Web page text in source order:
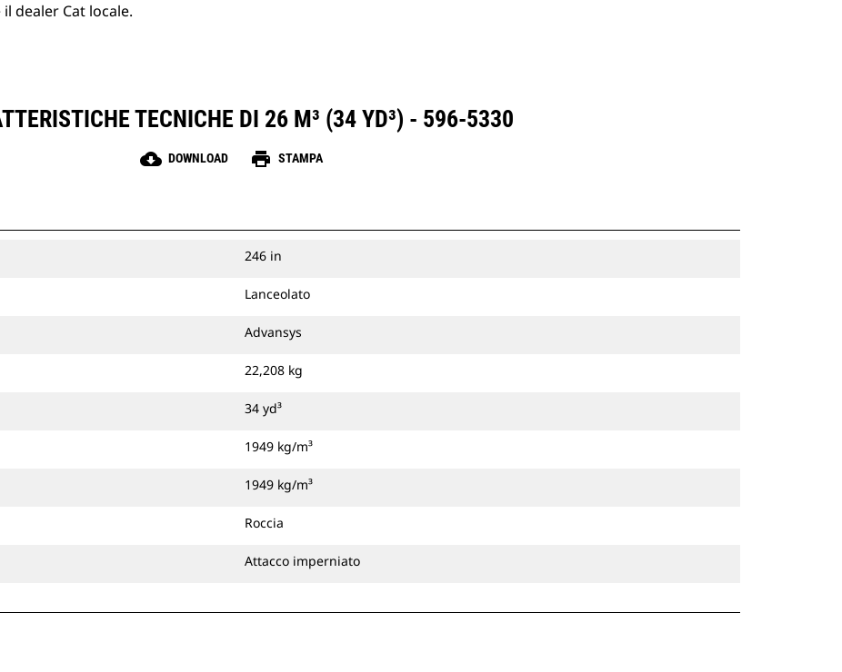
dealer Cat locale.
TECNICHE DI 26 M³ (34 YD³) - 596-5330
cloud_download DOWNLOAD print STAMPA
246 in
Lanceolato
Advansys
22,208 kg
34 yd³
1949 kg/m³
1949 kg/m³
Roccia
Attacco imperniato